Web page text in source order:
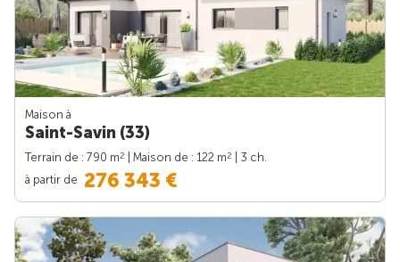
Maison à
Saint-Savin (33)
Terrain de : 790 m2 | Maison de : 122 m2
| 3 ch.
à partir de 276 343 €